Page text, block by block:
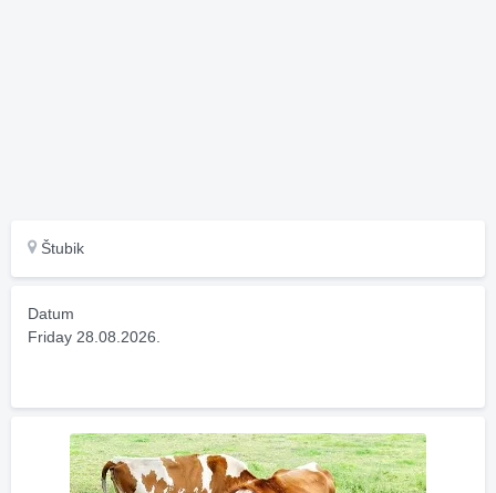
Štubik
Datum
Friday 28.08.2026.